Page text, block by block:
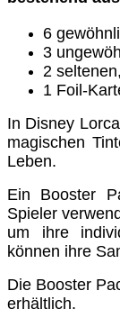
6
3
2
1 Foil-
In Disney
magischen
Leben.
Ein Booster
Spieler
um ihre
können ihre
Die Booster
erhältlich.